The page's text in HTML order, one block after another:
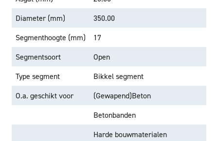
Diameter (mm)
350.00
Segmenthoogte (mm)
17
Segmentsoort
Open
Type segment
Bikkel segment
O.a. geschikt voor
(Gewapend)Beton
Betonbanden
Harde bouwmaterialen